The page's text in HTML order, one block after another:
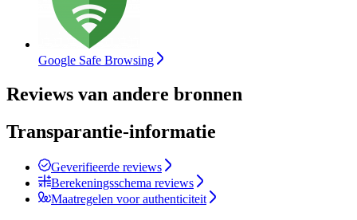
Google Safe Browsing
Reviews van andere bronnen
Transparantie-informatie
Geverifieerde reviews
Berekeningsschema reviews
Maatregelen voor authenticiteit